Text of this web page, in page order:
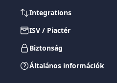
Integrations
ISV / Piactér
Biztonság
Általános információk